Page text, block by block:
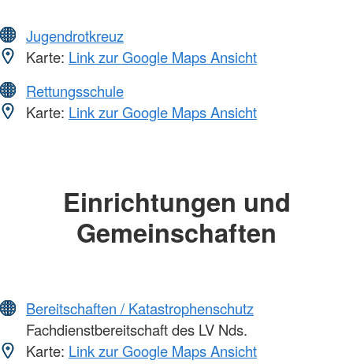
Jugendrotkreuz
Karte: Link zur Google Maps Ansicht
Rettungsschule
Karte: Link zur Google Maps Ansicht
Einrichtungen und
Gemeinschaften
Bereitschaften / Katastrophenschutz
Fachdienstbereitschaft des LV Nds.
Karte: Link zur Google Maps Ansicht